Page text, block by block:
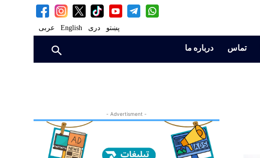
پښتو دری English عربی
تماس درباره ما
- Advertisment -